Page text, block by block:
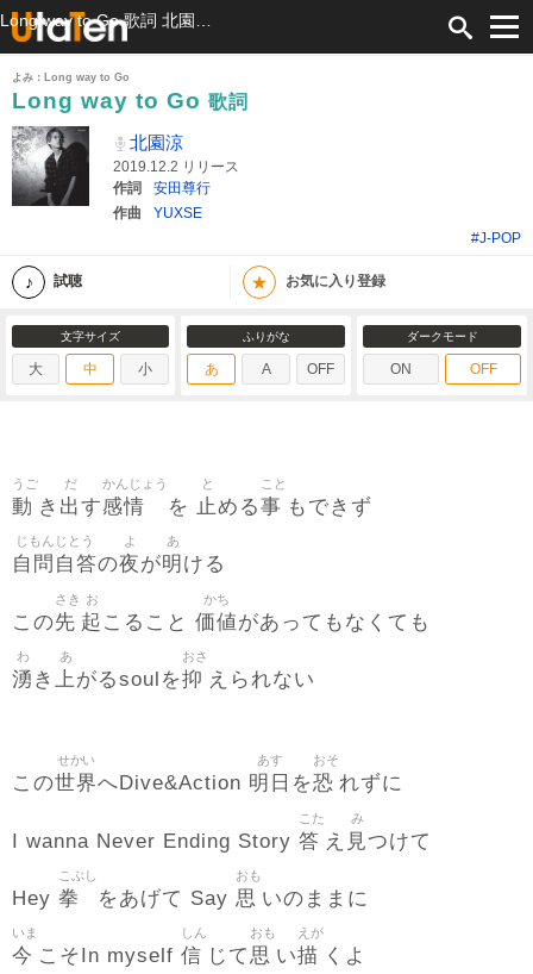
よみ：Long way to Go
Long way to Go 歌詞
北園涼
2019.12.2 リリース
作詞
安田尊行
作曲
YUXSE
#J-POP
試聴 ★ お気に入り登録
文字サイズ
大 中 小
ふりがな
あ A OFF
ダークモード
ON OFF
動
うご
き 出
だ
す感情
かんじょう
を 止
と
める事
こと
もできず
自問自答
じもんじとう
の夜
よ
が明
あ
ける
この先
さき
起
お
こること 価値
かち
があってもなくても
湧
わ
き 上
あ
がるsoulを抑
おさ
えられない
この世界
せかい
へDive&Action 明日
あす
を恐
おそ
れずに
I wanna Never Ending Story 答
こた
え 見
み
つけて
Hey 拳
こぶし
をあげて Say 思
おも
いのままに
今
いま
こそIn myself 信
しん
じて思
おも
い描
えが
くよ